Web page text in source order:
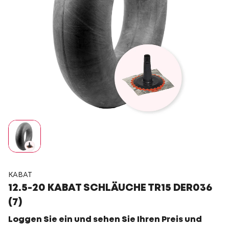
KABAT
12.5-20 KABAT SCHLÄUCHE TR15 DER036
(7)
Loggen Sie ein und sehen Sie Ihren Preis und